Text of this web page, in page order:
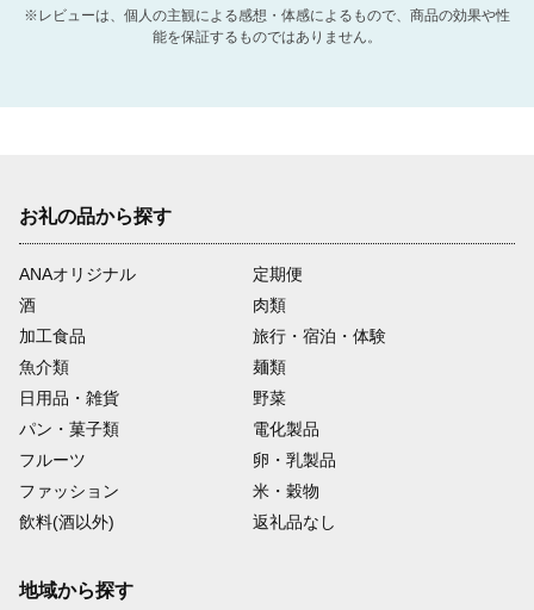
※レビューは、個人の主観による感想・体感によるもので、商品の効果や性
能を保証するものではありません。
お礼の品から探す
ANAオリジナル
定期便
酒
肉類
加工食品
旅行・宿泊・体験
魚介類
麺類
日用品・雑貨
野菜
パン・菓子類
電化製品
フルーツ
卵・乳製品
ファッション
米・穀物
飲料(酒以外)
返礼品なし
地域から探す